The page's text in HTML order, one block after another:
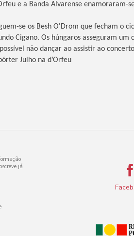
e a Banda Alvarense enamoraram-
se os Besh O'Drom que fecham o
Cigano. Os húngaros asseguram
não dançar ao assistir ao
Julho na d’Orfeu
já